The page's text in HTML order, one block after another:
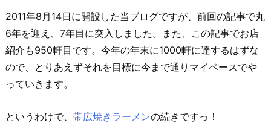
2011年8月14日に開設した当ブログですが、前回の記事で丸
6年を迎え、7年目に突入しました。また、この記事でお店
紹介も950軒目です。今年の年末に1000軒に達するはずな
ので、とりあえずそれを目標に今まで通りマイペースでや
っていきます。
というわけで、 帯広焼きラーメンの続きですっ！